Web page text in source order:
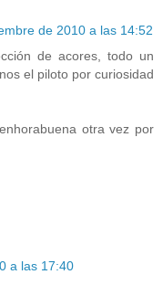
de 2010 a las 14:52
de acores, todo un
el piloto por curiosidad
otra vez por
a las 17:40